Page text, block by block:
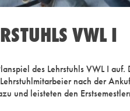
VWL I
des Lehrstuhls VWL I auf.
nach der
und leisteten den